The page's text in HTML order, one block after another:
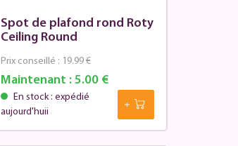
Spot de plafond rond Roty
Ceiling Round
Maintenant :5.00 €
Prix conseillé : 19.99 €
En stock : expédié
aujourd'huii